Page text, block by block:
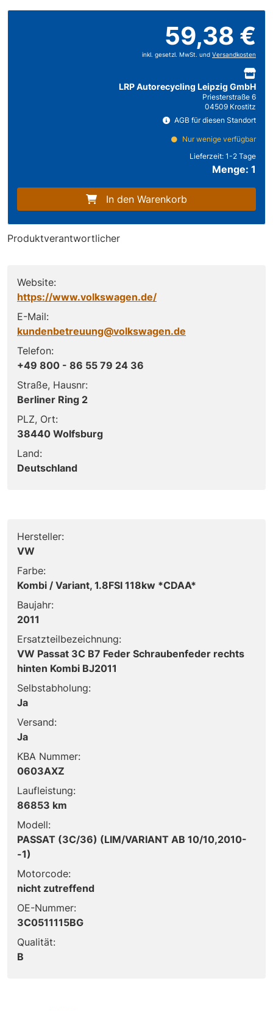
59,38 €
inkl. gesetzl. MwSt. und Versandkosten
LRP Autorecycling Leipzig GmbH
Priesterstraße 6
04509 Krostitz
AGB für diesen Standort
Nur wenige verfügbar
Lieferzeit: 1-2 Tage
Menge: 1
In den Warenkorb
Produktverantwortlicher
Website:
https://www.volkswagen.de/
E-Mail:
kundenbetreuung@volkswagen.de
Telefon:
+49 800 - 86 55 79 24 36
Straße, Hausnr:
Berliner Ring 2
PLZ, Ort:
38440 Wolfsburg
Land:
Deutschland
Hersteller:
VW
Farbe:
Kombi / Variant, 1.8FSI 118kw *CDAA*
Baujahr:
2011
Ersatzteilbezeichnung:
VW Passat 3C B7 Feder Schraubenfeder rechts
hinten Kombi BJ2011
Selbstabholung:
Ja
Versand:
Ja
KBA Nummer:
0603AXZ
Laufleistung:
86853 km
Modell:
PASSAT (3C/36) (LIM/VARIANT AB 10/10,2010-
-1)
Motorcode:
nicht zutreffend
OE-Nummer:
3C0511115BG
Qualität:
B